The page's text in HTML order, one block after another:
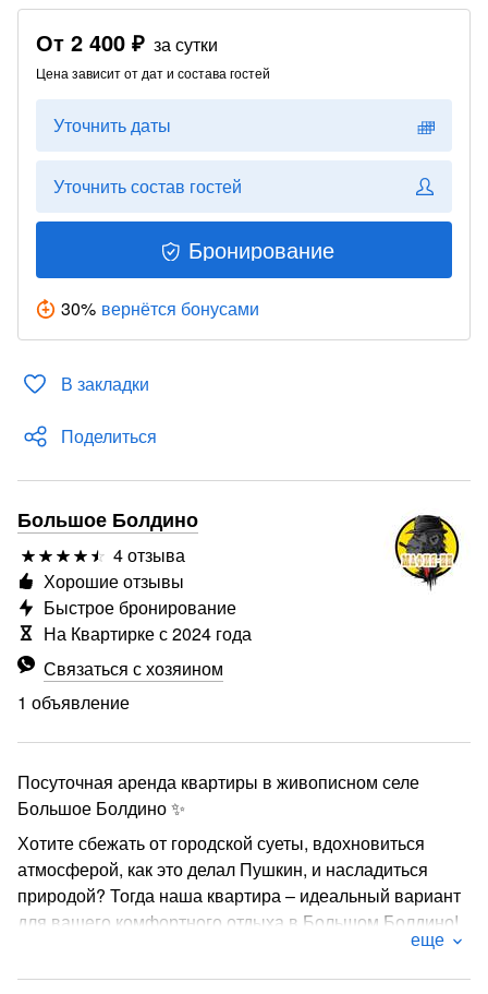
От 2 400 ₽ за сутки
Цена зависит от дат и состава гостей
Уточнить даты
Уточнить состав гостей
Бронирование
30% вернётся бонусами
В закладки
Поделиться
Большое Болдино
4 отзыва
Связаться с хозяином
1 объявление
Хорошие отзывы
Быстрое бронирование
На Квартирке с 2024 года
Посуточная аренда квартиры в живописном селе
Большое Болдино ✨
Хотите сбежать от городской суеты, вдохновиться
атмосферой, как это делал Пушкин, и насладиться
природой? Тогда наша квартира – идеальный вариант
для вашего комфортного отдыха в Большом Болдино!
☀️ Представьте себе утро в Болдино: Вы просыпаетесь
в уютной спальне, завариваете ароматный кофе и
еще